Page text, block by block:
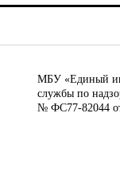
МБУ «Единый
службы по
№ ФС77-82044